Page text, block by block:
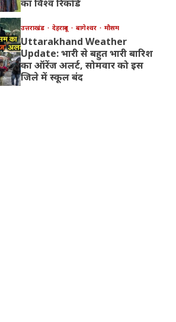
का विश्व रिकॉर्ड
उत्तराखंड देहरादून बागेश्वर मौसम
Uttarakhand Weather
Update: भारी से बहुत भारी बारिश
का ऑरेंज अलर्ट, सोमवार को इस
जिले में स्कूल बंद